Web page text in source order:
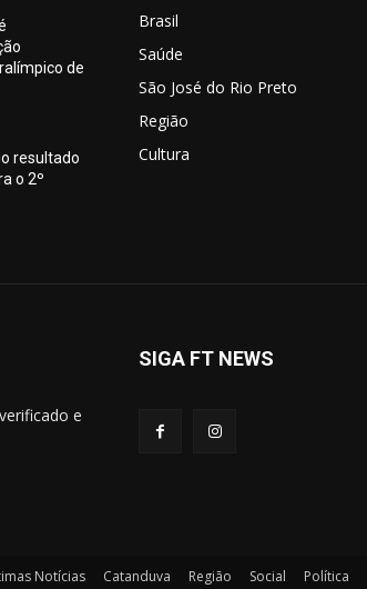
de
resultado
o 2º
Brasil
Saúde
São José do Rio Preto
Região
Cultura
e
SIGA FT NEWS
Notícias Catanduva Região Social Política